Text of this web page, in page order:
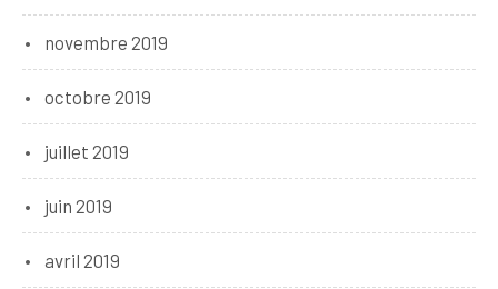
novembre 2019
octobre 2019
juillet 2019
juin 2019
avril 2019